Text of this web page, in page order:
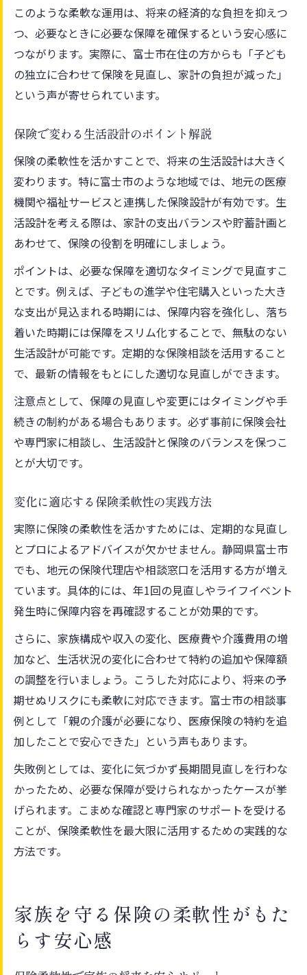
このような柔軟な運用は、将来の経済的な負担を抑えつ
つ、必要なときに必要な保障を確保するという安心感に
つながります。実際に、富士市在住の方からも「子ども
の独立に合わせて保険を見直し、家計の負担が減った」
という声が寄せられています。
保険で変わる生活設計のポイント解説
保険の柔軟性を活かすことで、将来の生活設計は大きく
変わります。特に富士市のような地域では、地元の医療
機関や福祉サービスと連携した保険設計が有効です。生
活設計を考える際は、家計の支出バランスや貯蓄計画と
あわせて、保険の役割を明確にしましょう。
ポイントは、必要な保障を適切なタイミングで見直すこ
とです。例えば、子どもの進学や住宅購入といった大き
な支出が見込まれる時期には、保障内容を強化し、落ち
着いた時期には保障をスリム化することで、無駄のない
生活設計が可能です。定期的な保険相談を活用すること
で、最新の情報をもとにした適切な見直しができます。
注意点として、保障の見直しや変更にはタイミングや手
続きの制約がある場合もあります。必ず事前に保険会社
や専門家に相談し、生活設計と保険のバランスを保つこ
とが大切です。
変化に適応する保険柔軟性の実践方法
実際に保険の柔軟性を活かすためには、定期的な見直し
とプロによるアドバイスが欠かせません。静岡県富士市
でも、地元の保険代理店や相談窓口を活用する方が増え
ています。具体的には、年1回の見直しやライフイベント
発生時に保障内容を再確認することが効果的です。
さらに、家族構成や収入の変化、医療費や介護費用の増
加など、生活状況の変化に合わせて特約の追加や保障額
の調整を行いましょう。こうした対応により、将来の予
期せぬリスクにも柔軟に対応できます。富士市の相談事
例として「親の介護が必要になり、医療保険の特約を追
加したことで安心できた」という声もあります。
失敗例としては、変化に気づかず長期間見直しを行わな
かったため、必要な保障が受けられなかったケースが挙
げられます。こまめな確認と専門家のサポートを受ける
ことが、保険柔軟性を最大限に活用するための実践的な
方法です。
家族を守る保険の柔軟性がもた
らす安心感